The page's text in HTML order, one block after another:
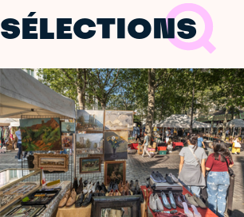
SÉLECTIONS